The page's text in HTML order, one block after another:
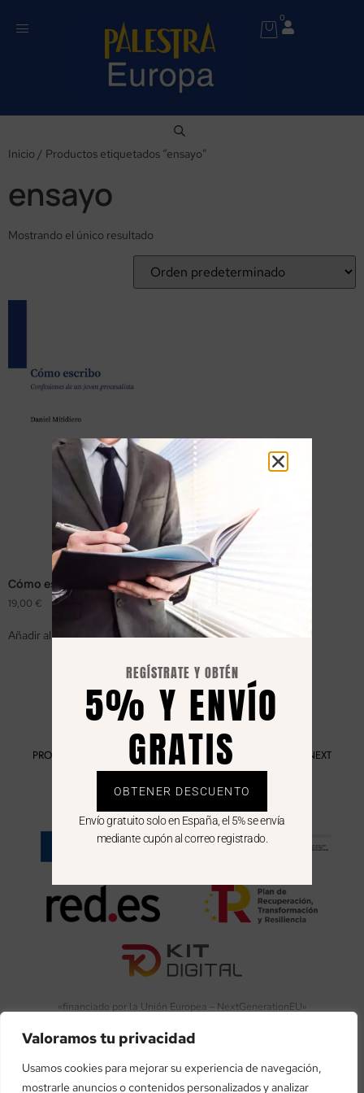
Valoramos tu privacidad
Usamos cookies para mejorar su experiencia de navegación,
mostrarle anuncios o contenidos personalizados y analizar
0
Inicio / Productos etiquetados “ensayo”
ensayo
Mostrando el único resultado
Cómo escribo
19,00 €
Añadir al carrito
PROGRAMA KIT DIGITAL FINANCIADO POR LOS FONDOS NEXT
GENERATION DEL MECANISMO DE RECUPERACIÓN Y
RESILIENCIA
«financiado por la Unión Europea – NextGenerationEU»
«Financiado por la Unión Europea – NextGenerationEU. Sin
embargo, los puntos de vista y las opiniones expresadas son
únicamente los del autor o autores y no reflejan necesariamente
REGÍSTRATE Y OBTÉN
5% Y ENVÍO
GRATIS
OBTENER DESCUENTO
Envío gratuito solo en España, el 5% se envía
mediante cupón al correo registrado.